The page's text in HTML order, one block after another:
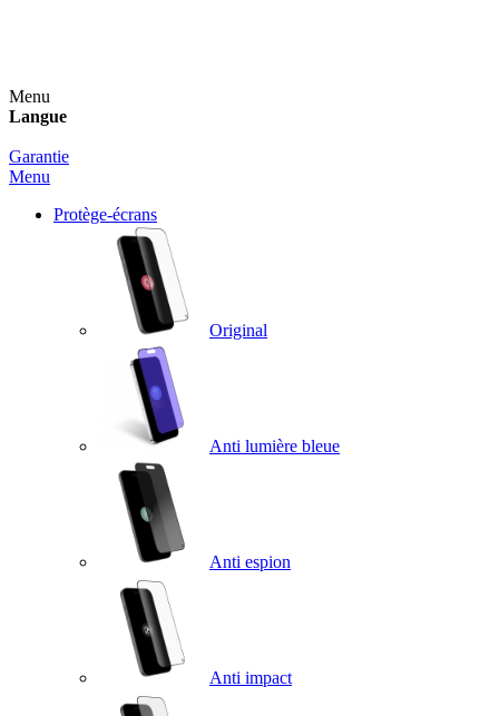
Menu
Langue
Garantie
Menu
Protège-écrans
Original
Anti lumière bleue
Anti espion
Anti impact